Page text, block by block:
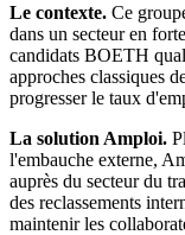
Le contexte. Ce
dans un secteur en
candidats BOETH
approches classiques
progresser le taux
La solution Amploi.
l'embauche externe,
auprès du secteur du
des reclassements
maintenir les